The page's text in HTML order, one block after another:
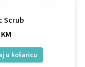
Scrub
KM
u košaricu